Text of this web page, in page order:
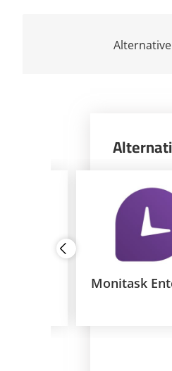
Monitask